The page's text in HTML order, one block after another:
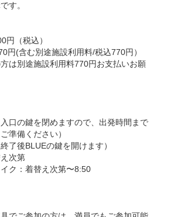
す。
円（税込）
円(含む別途施設利用料/税込770円）
は別途施設利用料770円お支払いお願
口の鍵を閉めますので、出発時間まで
準備ください）
了後BLUEの鍵を開けます）
次第
ク：着替え次第〜8:50